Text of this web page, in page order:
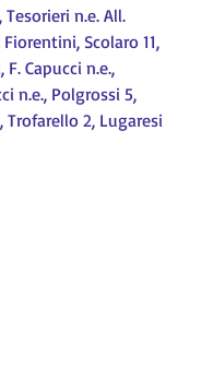
Tesorieri n.e. All.
Scolaro 11,
F. Capucci n.e.,
n.e., Polgrossi 5,
Trofarello 2, Lugaresi